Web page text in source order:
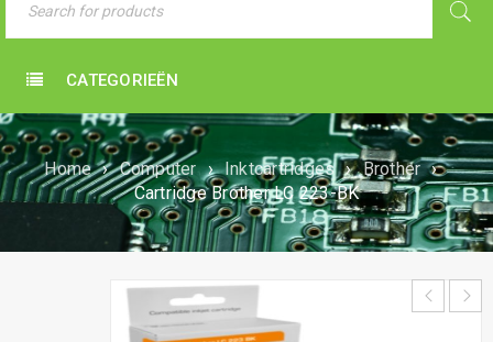
CATEGORIEËN
Home › Computer › Inktcartridges › Brother ›
Cartridge Brother LC 223-BK